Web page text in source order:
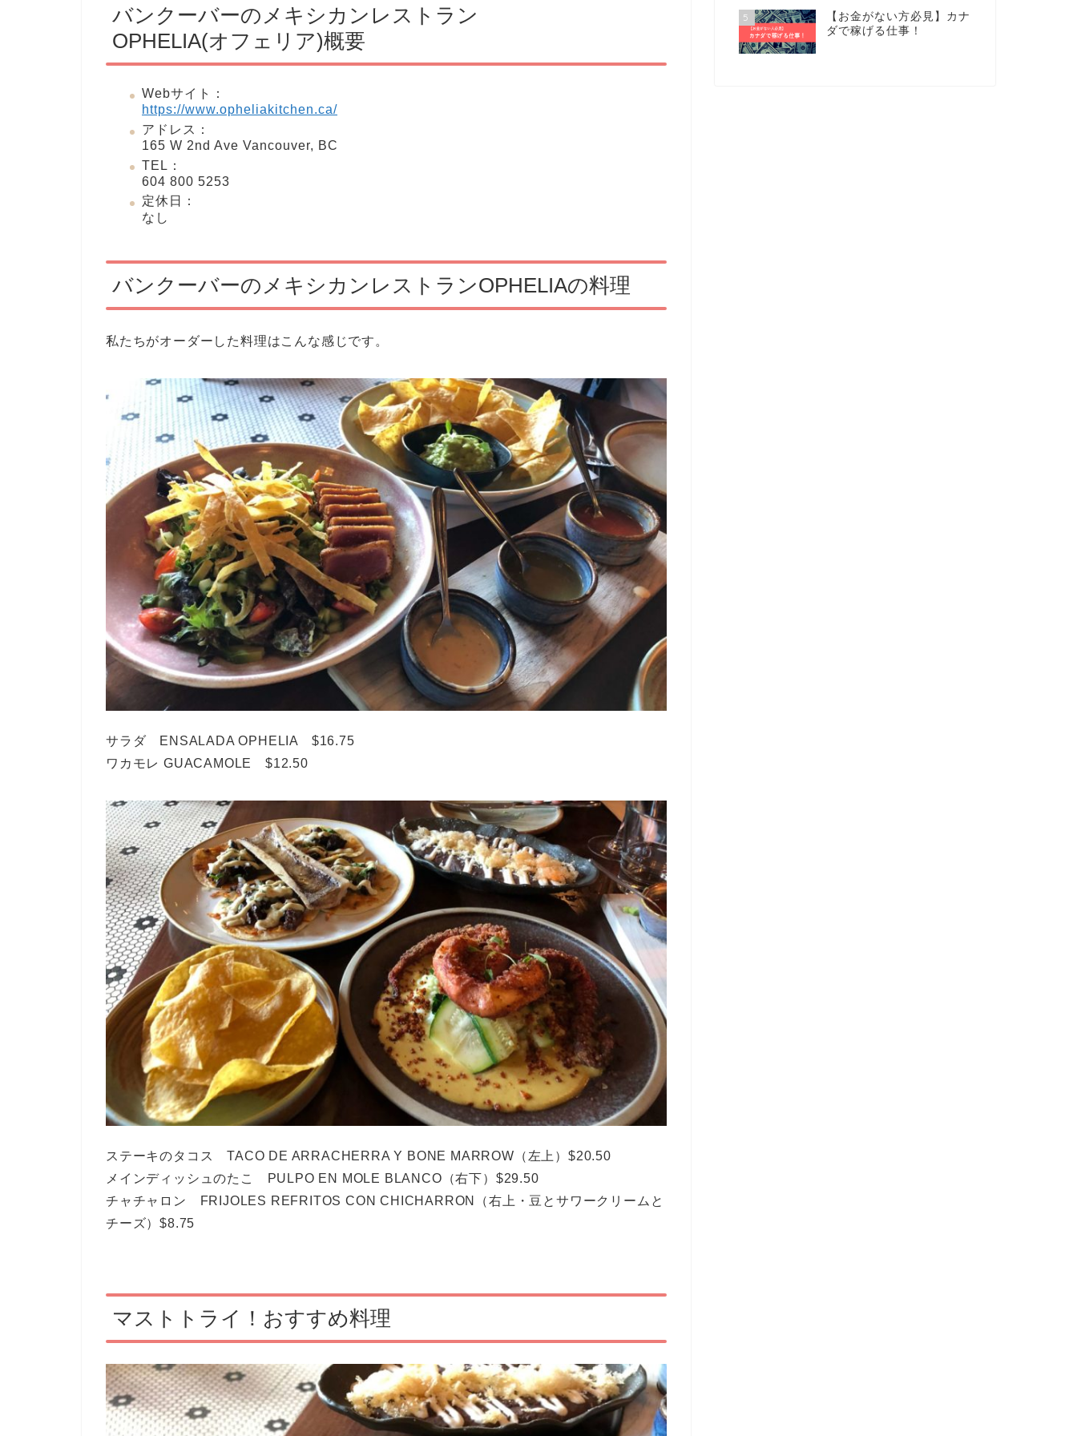
バンクーバーのメキシカンレストラン
OPHELIA(オフェリア)概要
Webサイト：
https://www.opheliakitchen.ca/
アドレス：
165 W 2nd Ave Vancouver, BC
TEL：
604 800 5253
定休日：
なし
バンクーバーのメキシカンレストランOPHELIAの料理
私たちがオーダーした料理はこんな感じです。
サラダ ENSALADA OPHELIA $16.75
ワカモレ GUACAMOLE $12.50
ステーキのタコス TACO DE ARRACHERRA Y BONE MARROW（左上）$20.50
メインディッシュのたこ PULPO EN MOLE BLANCO（右下）$29.50
チャチャロン FRIJOLES REFRITOS CON CHICHARRON（右上・豆とサワークリームと
チーズ）$8.75
マストトライ！おすすめ料理
5
【お金がない方必見】カナ
ダで稼げる仕事！